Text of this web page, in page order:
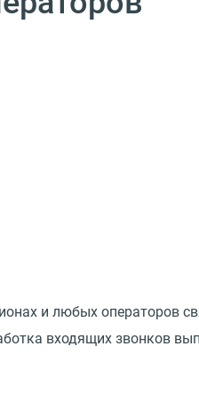
и любых операторов
входящих звонков